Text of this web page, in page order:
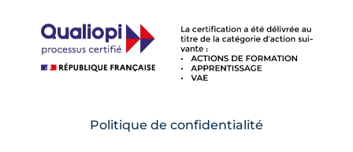
Politique de confidentialité